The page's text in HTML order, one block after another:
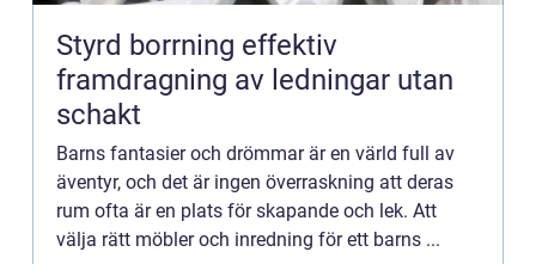
Styrd borrning effektiv
framdragning av ledningar utan
schakt
Barns fantasier och drömmar är en värld full av
äventyr, och det är ingen överraskning att deras
rum ofta är en plats för skapande och lek. Att
välja rätt möbler och inredning för ett barns ...